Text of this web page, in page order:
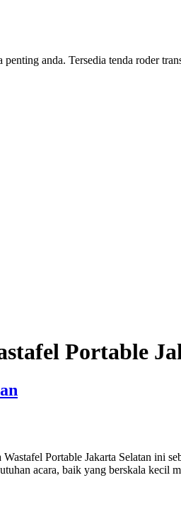
anda. Tersedia tenda roder
Portable
Portable Jakarta Selatan ini
acara, baik yang berskala kecil